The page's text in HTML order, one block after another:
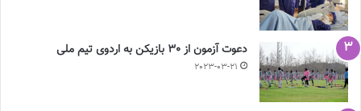
دعوت آزمون از 30 بازیکن به اردوی تیم ملی
2023-03-21